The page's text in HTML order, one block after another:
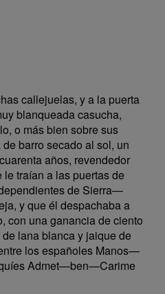
callejuelas, y a la puerta
blanqueada casucha,
o más bien sobre sus
barro secado al sol, un
años, revendedor
traían a las puertas de
de Sierra—
y que él despachaba a
con una ganancia de ciento
lana blanca y jaique de
los españoles Manos—
Admet—ben—Carime